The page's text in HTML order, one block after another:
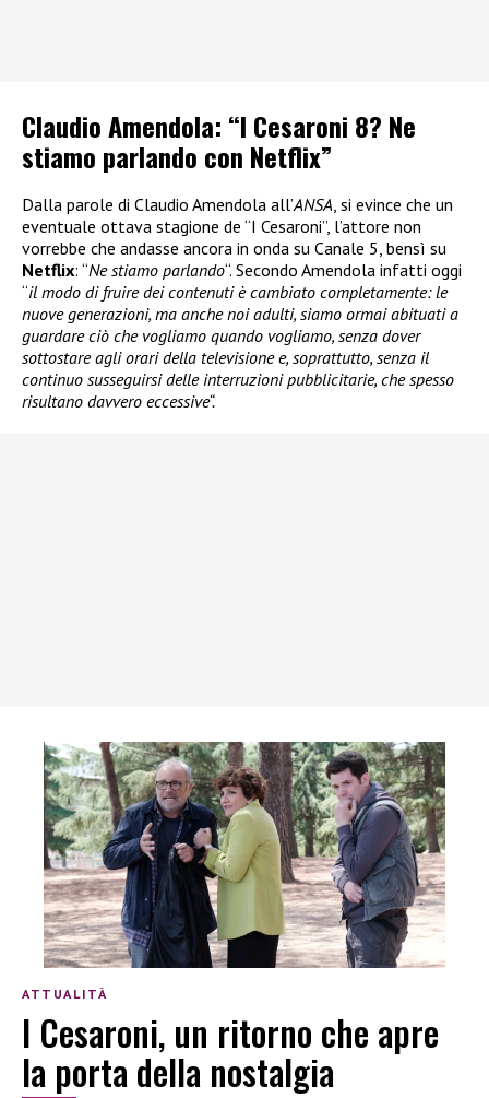
Claudio Amendola: “I Cesaroni 8? Ne
stiamo parlando con Netflix”
Dalla parole di Claudio Amendola all’ANSA, si evince che un
eventuale ottava stagione de “I Cesaroni”, l’attore non
vorrebbe che andasse ancora in onda su Canale 5, bensì su
Netflix: “Ne stiamo parlando“. Secondo Amendola infatti oggi
“il modo di fruire dei contenuti è cambiato completamente: le
nuove generazioni, ma anche noi adulti, siamo ormai abituati a
guardare ciò che vogliamo quando vogliamo, senza dover
sottostare agli orari della televisione e, soprattutto, senza il
continuo susseguirsi delle interruzioni pubblicitarie, che spesso
risultano davvero eccessive“.
ATTUALITÀ
I Cesaroni, un ritorno che apre
la porta della nostalgia